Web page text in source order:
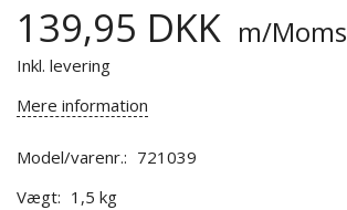
139,95 DKK m/Moms
Inkl. levering
Mere information
Model/varenr.: 721039
Vægt: 1,5 kg